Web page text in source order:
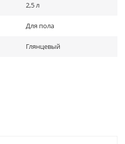
2,5 л
Для пола
Глянцевый